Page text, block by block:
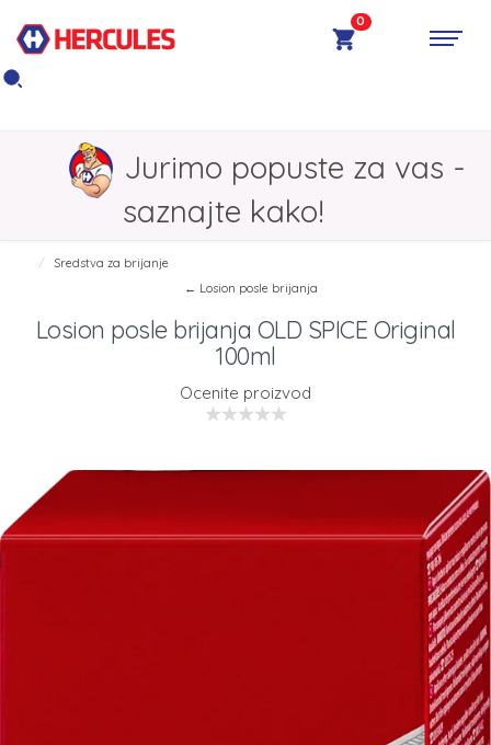
0
Jurimo popuste za vas -
saznajte kako!
Sredstva za brijanje
← Losion posle brijanja
Losion posle brijanja OLD SPICE Original
100ml
Ocenite proizvod